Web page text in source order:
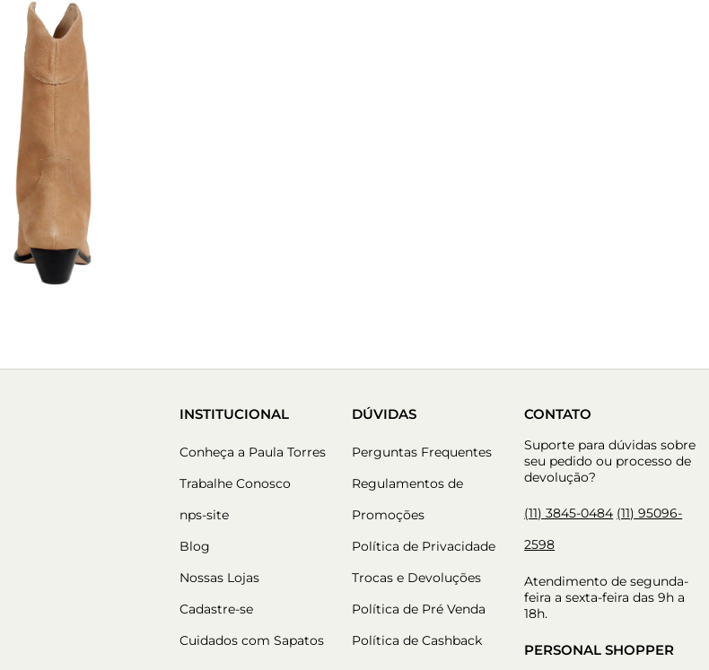
INSTITUCIONAL
Conheça a Paula Torres
Trabalhe Conosco
nps-site
Blog
Nossas Lojas
Cadastre-se
Cuidados com Sapatos
DÚVIDAS
Perguntas Frequentes
Regulamentos de
Promoções
Política de Privacidade
Trocas e Devoluções
Política de Pré Venda
Política de Cashback
CONTATO
Suporte para dúvidas sobre
seu pedido ou processo de
devolução?
(11) 3845-0484 (11) 95096-
2598
Atendimento de segunda-
feira a sexta-feira das 9h a
18h.
PERSONAL SHOPPER